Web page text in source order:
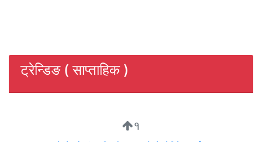
ट्रेन्डिङ ( साप्ताहिक )
१